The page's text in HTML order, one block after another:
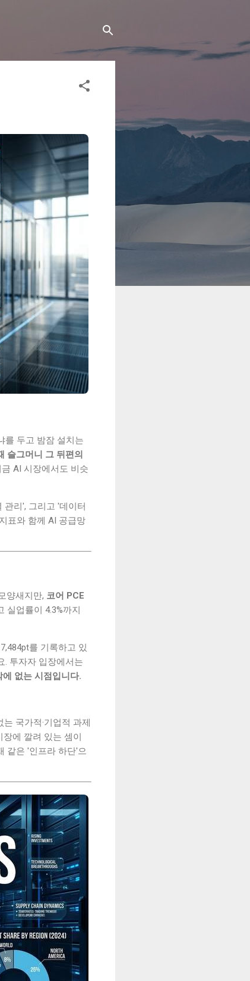
를 두고 밤잠 설치는
슬그머니 그 뒤편의
AI 시장에서도 비슷
관리', 그리고 '데이터
표와 함께 AI 공급망
양새지만, 코어 PCE
실업률이 4.3%까지
를 기록하고 있
. 투자자 입장에서는
없는 시점입니다.
국가적·기업적 과제
에 깔려 있는 셈이
같은 '인프라 하단'으